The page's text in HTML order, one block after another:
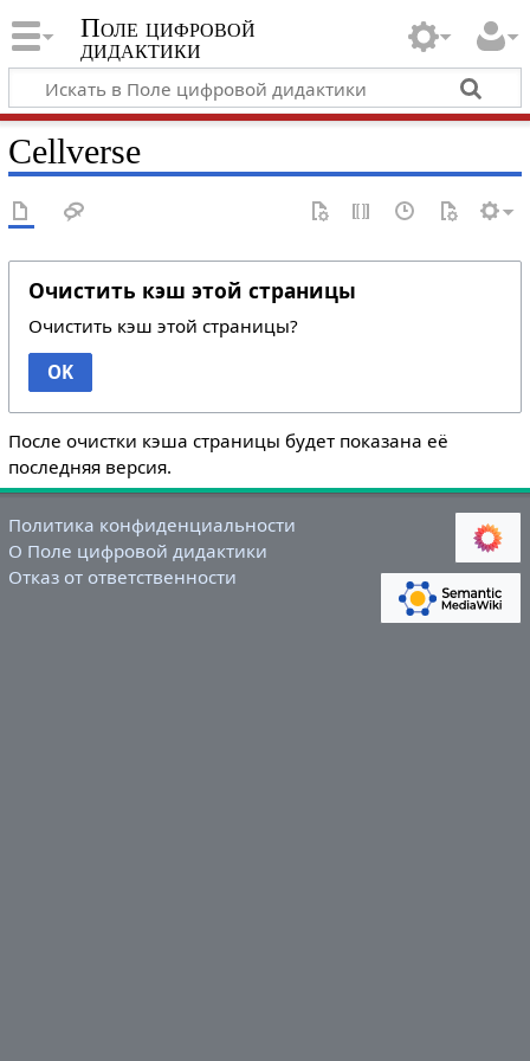
Поле цифровой
дидактики
Cellverse
Очистить кэш этой страницы
Очистить кэш этой страницы?
OK
После очистки кэша страницы будет показана её
последняя версия.
Политика конфиденциальности
О Поле цифровой дидактики
Отказ от ответственности